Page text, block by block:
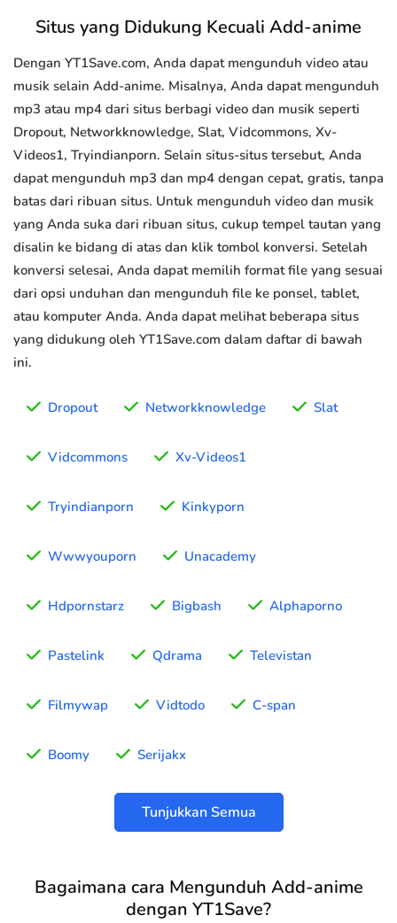
Situs yang Didukung Kecuali Add-anime
Dengan YT1Save.com, Anda dapat mengunduh video atau
musik selain Add-anime. Misalnya, Anda dapat mengunduh
mp3 atau mp4 dari situs berbagi video dan musik seperti
Dropout, Networkknowledge, Slat, Vidcommons, Xv-
Videos1, Tryindianporn. Selain situs-situs tersebut, Anda
dapat mengunduh mp3 dan mp4 dengan cepat, gratis, tanpa
batas dari ribuan situs. Untuk mengunduh video dan musik
yang Anda suka dari ribuan situs, cukup tempel tautan yang
disalin ke bidang di atas dan klik tombol konversi. Setelah
konversi selesai, Anda dapat memilih format file yang sesuai
dari opsi unduhan dan mengunduh file ke ponsel, tablet,
atau komputer Anda. Anda dapat melihat beberapa situs
yang didukung oleh YT1Save.com dalam daftar di bawah
ini.
Dropout Networkknowledge Slat
Vidcommons Xv-Videos1
Tryindianporn Kinkyporn
Wwwyouporn Unacademy
Hdpornstarz Bigbash Alphaporno
Pastelink Qdrama Televistan
Filmywap Vidtodo C-span
Boomy Serijakx
Tunjukkan Semua
Bagaimana cara Mengunduh Add-anime
dengan YT1Save?